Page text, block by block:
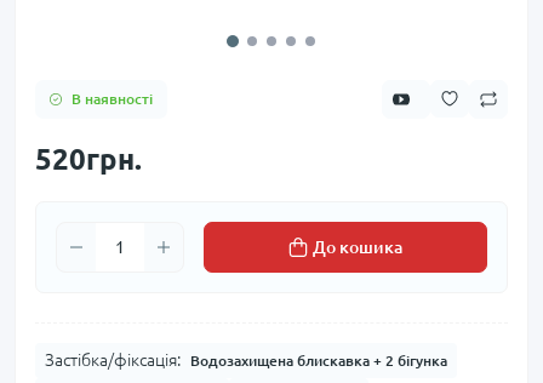
В наявності
520грн.
До кошика
Застібка/фіксація: Водозахищена блискавка + 2 бігунка